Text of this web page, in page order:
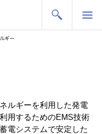
ギー
ルギーを利用した発電
用するためのEMS技術
電システムで安定した